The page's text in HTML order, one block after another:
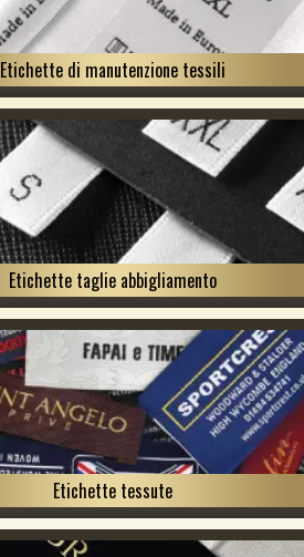
Etichette di manutenzione tessili
Etichette taglie abbigliamento
Etichette tessute